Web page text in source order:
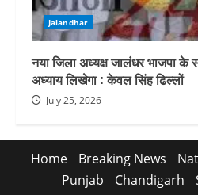
Jalandhar
नया जिला अध्यक्ष जालंधर भाजपा के
अध्याय लिखेगा : केवल सिंह ढिल्लों
July 25, 2026
Home Breaking News
Punjab
Chandigarh